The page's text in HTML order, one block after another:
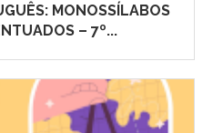
MONOSSÍLABOS
– 7º...